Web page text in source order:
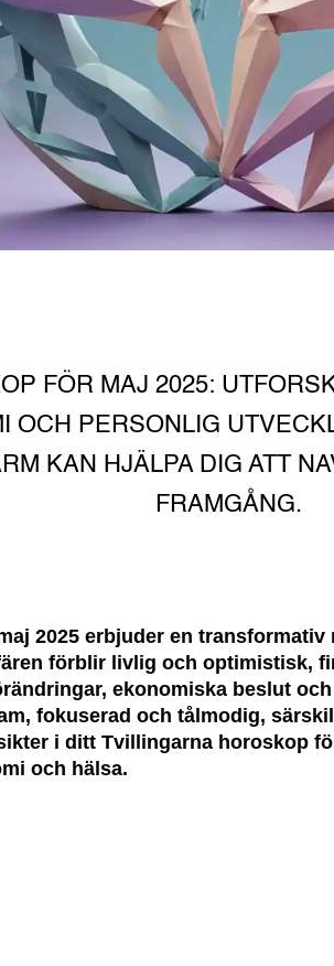
FÖR MAJ 2025:
OCH PERSONLIG
KAN HJÄLPA DIG ATT
FRAMGÅNG.
2025 erbjuder en
förblir livlig och optimistisk,
ekonomiska beslut
fokuserad och tålmodig,
i ditt Tvillingarna horoskop
och hälsa.